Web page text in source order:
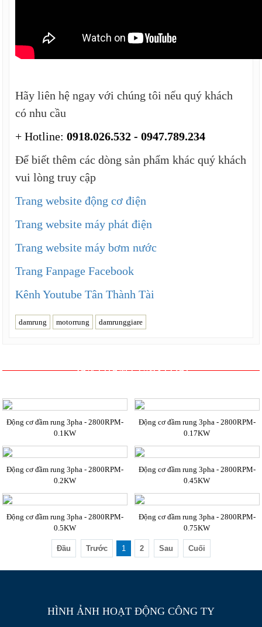
Hãy liên hệ ngay với chúng tôi nếu quý khách
có nhu cầu
+ Hotline: 0918.026.532 - 0947.789.234
Để biết thêm các dòng sản phẩm khác quý khách
vui lòng truy cập
Trang website động cơ điện
Trang website máy phát điện
Trang website máy bơm nước
Trang Fanpage Facebook
Kênh Youtube Tân Thành Tài
damrung motorrung damrunggiare
SẢN PHẨM CÙNG LOẠI
Động cơ đầm rung 3pha - 2800RPM-
0.1KW
Động cơ đầm rung 3pha - 2800RPM-
0.17KW
Động cơ đầm rung 3pha - 2800RPM-
0.2KW
Động cơ đầm rung 3pha - 2800RPM-
0.45KW
Động cơ đầm rung 3pha - 2800RPM-
0.5KW
Động cơ đầm rung 3pha - 2800RPM-
0.75KW
Đầu Trước 1 2 Sau Cuối
HÌNH ẢNH HOẠT ĐỘNG CÔNG TY